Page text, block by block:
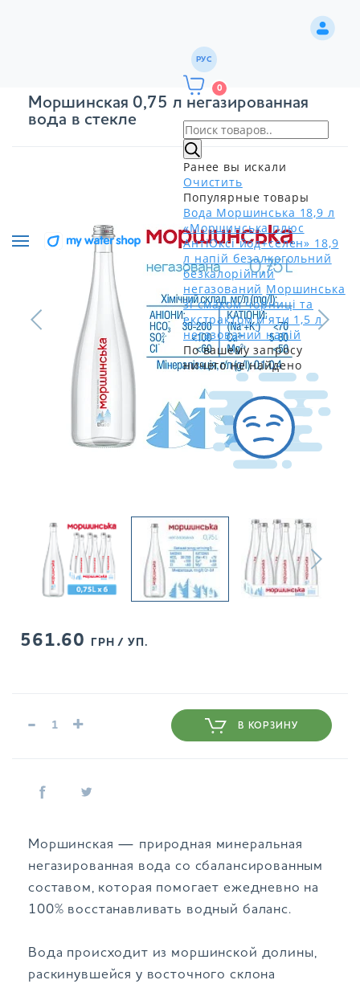
РУС
0
Ранее вы искали
Очистить
Популярные товары
Вода Моршинська 18,9 л
«Моршинська плюс
АнтіОксі йод+селен» 18,9
л напій безалкогольний
безкалорійний
негазований Моршинська
зі смаком чорниці та
екстрактом м'яти 1,5 л
негазований напій
По вашему запросу
ничего не найдено
Моршинская 0,75 л негазированная
вода в стекле
561.60 ГРН / УП.
- + В КОРЗИНУ
Моршинская — природная минеральная
негазированная вода со сбалансированным
составом, которая помогает ежедневно на
100% восстанавливать водный баланс.
Вода происходит из моршинской долины,
раскинувшейся у восточного склона